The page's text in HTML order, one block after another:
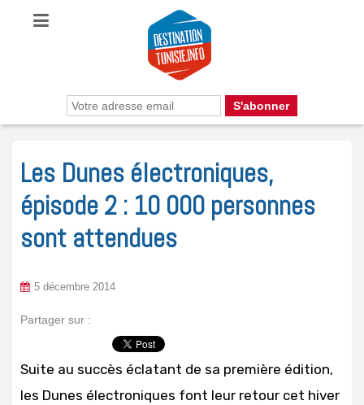
Les Dunes électroniques,
épisode 2 : 10 000 personnes
sont attendues
5 décembre 2014
Partager sur :
Suite au succès éclatant de sa première édition,
les Dunes électroniques font leur retour cet hiver